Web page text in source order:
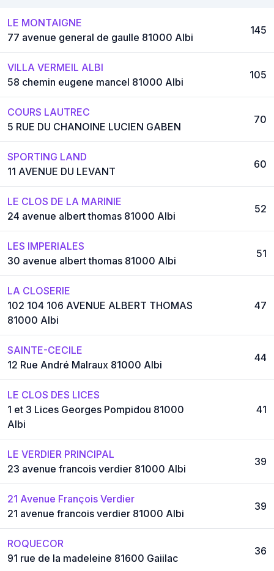
LE MONTAIGNE
77 avenue general de gaulle 81000 Albi
145
VILLA VERMEIL ALBI
58 chemin eugene mancel 81000 Albi
105
COURS LAUTREC
5 RUE DU CHANOINE LUCIEN GABEN
70
SPORTING LAND
11 AVENUE DU LEVANT
60
LE CLOS DE LA MARINIE
24 avenue albert thomas 81000 Albi
52
LES IMPERIALES
30 avenue albert thomas 81000 Albi
51
LA CLOSERIE
102 104 106 AVENUE ALBERT THOMAS
81000 Albi
47
SAINTE-CECILE
12 Rue André Malraux 81000 Albi
44
LE CLOS DES LICES
1 et 3 Lices Georges Pompidou 81000
Albi
41
LE VERDIER PRINCIPAL
23 avenue francois verdier 81000 Albi
39
21 Avenue François Verdier
21 avenue francois verdier 81000 Albi
39
ROQUECOR
91 rue de la madeleine 81600 Gaiilac
36